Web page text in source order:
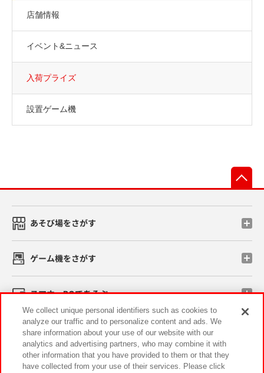
店舗情報
イベント&ニュース
入荷プライズ
設置ゲーム機
あそび場をさがす
ゲーム機をさがす
スマホ・PCであそぶ
イベント・キャンペーン
We collect unique personal identifiers such as cookies to
analyze our traffic and to personalize content and ads. We
share information about your use of our website with our
analytics and advertising partners, who may combine it with
other information that you have provided to them or that they
have collected from your use of their services. Please click